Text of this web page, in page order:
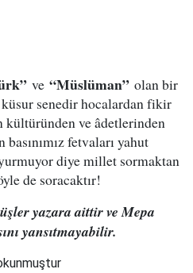
ve “Müslüman” olan bir
senedir hocalardan fikir
kültüründen ve âdetlerinden
fetvaları yahut
diye millet sormaktan
de soracaktır!
yazara aittir ve Mepa
yansıtmayabilir.